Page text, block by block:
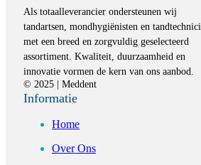
Als totaalleverancier ondersteunen wij
tandartsen, mondhygiënisten en tandtechnici
met een breed en zorgvuldig geselecteerd
assortiment. Kwaliteit, duurzaamheid en
innovatie vormen de kern van ons aanbod.
© 2025 | Meddent
Informatie
Home
Over Ons